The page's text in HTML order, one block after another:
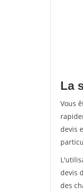
La
Vous
devis
devis
des